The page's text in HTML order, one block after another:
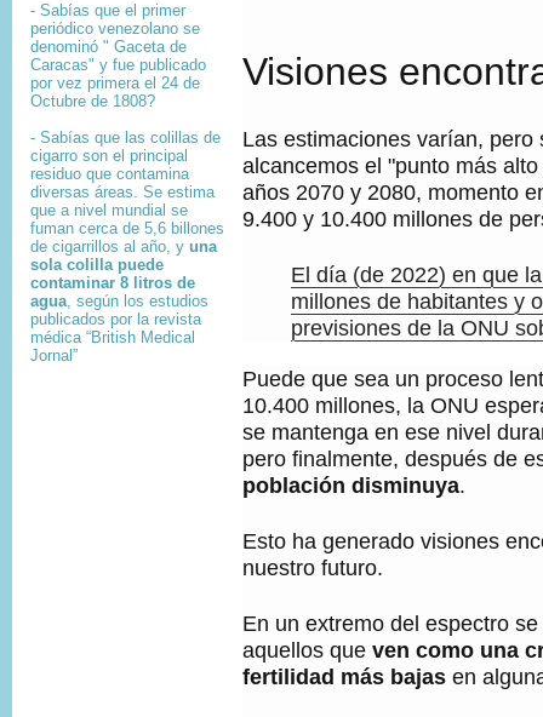
- Sabías que el primer
periódico venezolano se
denominó " Gaceta de
Caracas" y fue publicado
por vez primera el 24 de
Octubre de 1808?
- Sabías que l as colillas de
cigarro son el principal
residuo que contamina
diversas áreas. Se estima
que a nivel mundial se
fuman cerca de 5,6 billones
de cigarrillos al año, y una
sola colilla puede
contaminar 8 litros de
agua, según los estudios
publicados por la revista
médica “British Medical
Jornal”
Visiones
Las estimaciones varían, pero
alcancemos el "punto más
años 2070 y 2080, momento
9.400 y 10.400 millones de
El día (de 2022) en que
millones de habitantes y
previsiones de la ONU
Puede que sea un proceso
10.400 millones, la ONU
se mantenga en ese nivel
pero finalmente, después de
población disminuya.
Esto ha generado visiones
nuestro futuro.
En un extremo del espectro
aquellos que ven como una
fertilidad más bajas en